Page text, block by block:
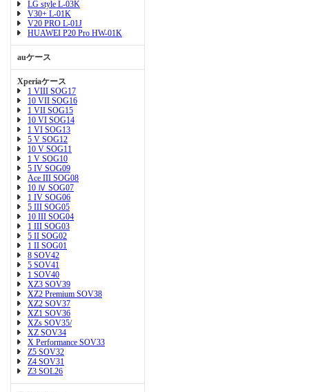
LG style L-03K
V30+ L-01K
V20 PRO L-01J
HUAWEI P20 Pro HW-01K
auケース
Xperiaケース
1 VIII SOG17
10 VII SOG16
1 VII SOG15
10 VI SOG14
1 VI SOG13
5 V SOG12
10 V SOG11
1 V SOG10
5 IV SOG09
Ace III SOG08
10 Ⅳ SOG07
1 IV SOG06
5 III SOG05
10 III SOG04
1 III SOG03
5 II SOG02
1 II SOG01
8 SOV42
5 SOV41
1 SOV40
XZ3 SOV39
XZ2 Premium SOV38
XZ2 SOV37
XZ1 SOV36
XZs SOV35/
XZ SOV34
X Performance SOV33
Z5 SOV32
Z4 SOV31
Z3 SOL26